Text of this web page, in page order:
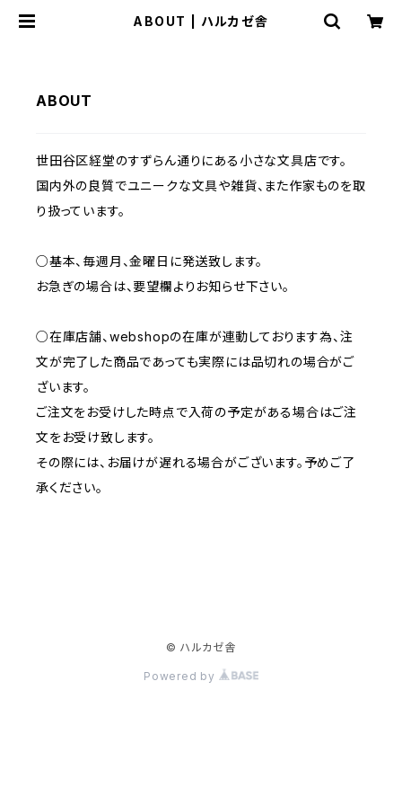
ABOUT | ハルカゼ舎
ABOUT
世田谷区経堂のすずらん通りにある小さな文具店です。
国内外の良質でユニークな文具や雑貨、また作家ものを取
り扱っています。
○基本、毎週月、金曜日に発送致します。
お急ぎの場合は、要望欄よりお知らせ下さい。
○在庫店舗、webshopの在庫が連動しております為、注
文が完了した商品であっても実際には品切れの場合がご
ざいます。
ご注文をお受けした時点で入荷の予定がある場合はご注
文をお受け致します。
その際には、お届けが遅れる場合がございます。予めご了
承ください。
© ハルカゼ舎
Powered by